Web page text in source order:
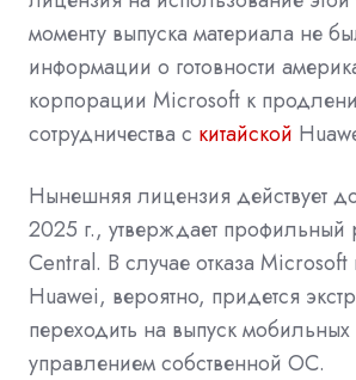
моменту выпуска материала не
информации о готовности
корпорации Microsoft к
сотрудничества с китайской
Нынешняя лицензия действует
2025 г., утверждает профильный
Central. В случае отказа Microsoft
Huawei, вероятно, придется
переходить на выпуск
управлением собственной ОС.